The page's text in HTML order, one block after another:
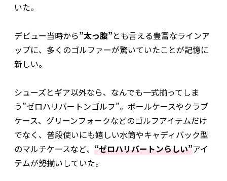
いた。
デビュー当時から”太っ腹”とも言える豊富なラインア
ップに、多くのゴルファーが驚いていたことが記憶に
新しい。
シューズとギア以外なら、なんでも一式揃ってしま
う”ゼロハリバートンゴルフ”。ボールケースやクラブ
ケース、グリーンフォークなどのゴルフアイテムだけ
でなく、普段使いにも嬉しい水筒やキャディバック型
のマルチケースなど、 “ゼロハリバートンらしい”アイ
テムが勢揃いしていた。